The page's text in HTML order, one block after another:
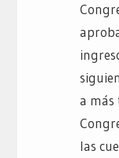
a más
las